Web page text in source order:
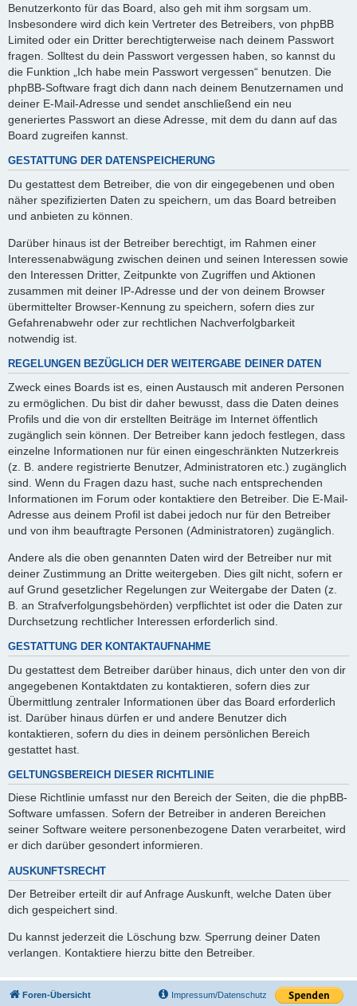
Benutzerkonto für das Board, also geh mit ihm sorgsam um.
Insbesondere wird dich kein Vertreter des Betreibers, von phpBB
Limited oder ein Dritter berechtigterweise nach deinem Passwort
fragen. Solltest du dein Passwort vergessen haben, so kannst du
die Funktion „Ich habe mein Passwort vergessen“ benutzen. Die
phpBB-Software fragt dich dann nach deinem Benutzernamen und
deiner E-Mail-Adresse und sendet anschließend ein neu
generiertes Passwort an diese Adresse, mit dem du dann auf das
Board zugreifen kannst.
GESTATTUNG DER DATENSPEICHERUNG
Du gestattest dem Betreiber, die von dir eingegebenen und oben
näher spezifizierten Daten zu speichern, um das Board betreiben
und anbieten zu können.
Darüber hinaus ist der Betreiber berechtigt, im Rahmen einer
Interessenabwägung zwischen deinen und seinen Interessen sowie
den Interessen Dritter, Zeitpunkte von Zugriffen und Aktionen
zusammen mit deiner IP-Adresse und der von deinem Browser
übermittelter Browser-Kennung zu speichern, sofern dies zur
Gefahrenabwehr oder zur rechtlichen Nachverfolgbarkeit
notwendig ist.
REGELUNGEN BEZÜGLICH DER WEITERGABE DEINER DATEN
Zweck eines Boards ist es, einen Austausch mit anderen Personen
zu ermöglichen. Du bist dir daher bewusst, dass die Daten deines
Profils und die von dir erstellten Beiträge im Internet öffentlich
zugänglich sein können. Der Betreiber kann jedoch festlegen, dass
einzelne Informationen nur für einen eingeschränkten Nutzerkreis
(z. B. andere registrierte Benutzer, Administratoren etc.) zugänglich
sind. Wenn du Fragen dazu hast, suche nach entsprechenden
Informationen im Forum oder kontaktiere den Betreiber. Die E-Mail-
Adresse aus deinem Profil ist dabei jedoch nur für den Betreiber
und von ihm beauftragte Personen (Administratoren) zugänglich.
Andere als die oben genannten Daten wird der Betreiber nur mit
deiner Zustimmung an Dritte weitergeben. Dies gilt nicht, sofern er
auf Grund gesetzlicher Regelungen zur Weitergabe der Daten (z.
B. an Strafverfolgungsbehörden) verpflichtet ist oder die Daten zur
Durchsetzung rechtlicher Interessen erforderlich sind.
GESTATTUNG DER KONTAKTAUFNAHME
Du gestattest dem Betreiber darüber hinaus, dich unter den von dir
angegebenen Kontaktdaten zu kontaktieren, sofern dies zur
Übermittlung zentraler Informationen über das Board erforderlich
ist. Darüber hinaus dürfen er und andere Benutzer dich
kontaktieren, sofern du dies in deinem persönlichen Bereich
gestattet hast.
GELTUNGSBEREICH DIESER RICHTLINIE
Diese Richtlinie umfasst nur den Bereich der Seiten, die die phpBB-
Software umfassen. Sofern der Betreiber in anderen Bereichen
seiner Software weitere personenbezogene Daten verarbeitet, wird
er dich darüber gesondert informieren.
AUSKUNFTSRECHT
Der Betreiber erteilt dir auf Anfrage Auskunft, welche Daten über
dich gespeichert sind.
Du kannst jederzeit die Löschung bzw. Sperrung deiner Daten
verlangen. Kontaktiere hierzu bitte den Betreiber.
Foren-Übersicht Impressum/Datenschutz